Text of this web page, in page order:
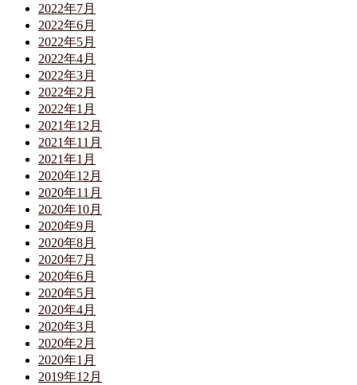
2022年7月
2022年6月
2022年5月
2022年4月
2022年3月
2022年2月
2022年1月
2021年12月
2021年11月
2021年1月
2020年12月
2020年11月
2020年10月
2020年9月
2020年8月
2020年7月
2020年6月
2020年5月
2020年4月
2020年3月
2020年2月
2020年1月
2019年12月